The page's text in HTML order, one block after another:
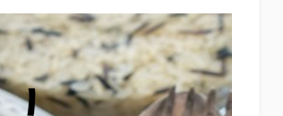
με την ποικιλία τα πεπόνια
στο σχήμα, στο μέγεθος, στο
της φλούδας και της σάρκας,
άρωμα.